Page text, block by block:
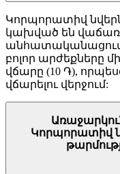
Կորպորատիվ
կախված են
բոլոր արժեքները
վճարը (10 ֏),
վճարելու վերջում:
Կորպորատիվ